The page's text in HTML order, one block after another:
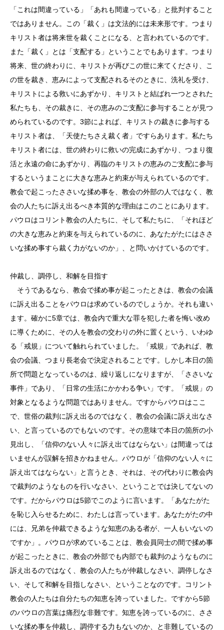
「これは間違っている」「あれも間違っている」と批判すること
ではありません。この「裁く」は文法的には未来形です。つまり
キリスト者は将来世を裁くことになる、と言われているのです。
また「裁く」とは「支配する」ということでもあります。つまり
将来、世の終わりに、キリストが再びこの世に来てくださり、こ
の世を裁き、恵みによって支配されるそのときに、洗礼を受け、
キリストによる救いにあずかり、キリストと結ばれ一つとされた
私たちも、その裁きに、その恵みのご支配に参与することが見つ
められているのです。3節によれば、キリストの裁きに参与する
キリスト者は、「天使たちさえ裁く者」ですらあります。私たち
キリスト者には、世の終わりに救いの完成にあずかり、つまり復
活と永遠の命にあずかり、再臨のキリストの恵みのご支配に参与
するというまことに大きな恵みと約束が与えられているのです。
教会で起こったささいな揉め事を、教会の外部の人ではなく、教
会の人たちに訴え出るべき本質的な理由はこのことにあります。
パウロはコリント教会の人たちに、そして私たちに、「それほど
の大きな恵みと約束を与えられているのに、あなたがたにはささ
いな揉め事すら裁く力がないのか」、と問いかけているのです。
仲裁し、調停し、和解を目指す
そうであるなら、教会で揉め事が起こったときは、教会の会議
に訴え出ることをパウロは求めているのでしょうか。それも違い
ます。確かに5章では、教会内で重大な罪を犯した者を悔い改め
に導くために、その人を教会の交わりの外に置くという、いわゆ
る「戒規」について触れられていました。「戒規」であれば、教
会の会議、つまり長老会で決定されることです。しかし本日の箇
所で問題となっているのは、繰り返しになりますが、「ささいな
事件」であり、「日常の生活にかかわる争い」です。「戒規」の
対象となるような問題ではありません。ですからパウロはここ
で、世俗の裁判に訴え出るのではなく、教会の会議に訴え出なさ
い、と言っているのでもないのです。その意味で本日の箇所の小
見出し、「信仰のない人々に訴え出てはならない」は間違っては
いませんが誤解を招きかねません。パウロが「信仰のない人々に
訴え出てはならない」と言うとき、それは、その代わりに教会内
で裁判のようなものを行いなさい、ということでは決してないの
です。だからパウロは5節でこのように言います。「あなたがた
を恥じ入らせるために、わたしは言っています。あなたがたの中
には、兄弟を仲裁できるような知恵のある者が、一人もいないの
ですか」。パウロが求めていることは、教会員同士の間で揉め事
が起こったときに、教会の外部でも内部でも裁判のようなものに
訴え出るのではなく、教会の人たちが仲裁しなさい、調停しなさ
い、そして和解を目指しなさい、ということなのです。コリント
教会の人たちは自分たちの知恵を誇っていました。ですから5節
のパウロの言葉は痛烈な非難です。知恵を誇っているのに、ささ
いな揉め事を仲裁し、調停する力もないのか、と非難しているの